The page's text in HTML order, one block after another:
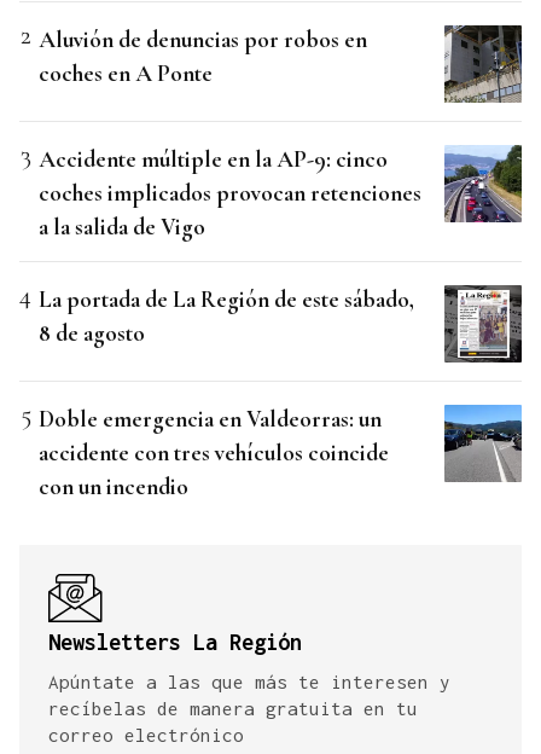
Aluvión de denuncias por robos en
coches en A Ponte
Accidente múltiple en la AP-9: cinco
coches implicados provocan retenciones
a la salida de Vigo
La portada de La Región de este sábado,
8 de agosto
Doble emergencia en Valdeorras: un
accidente con tres vehículos coincide
con un incendio
Newsletters La Región
Apúntate a las que más te interesen y
recíbelas de manera gratuita en tu
correo electrónico